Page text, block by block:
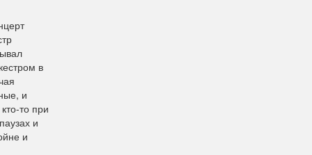
в
и
то при
и
и